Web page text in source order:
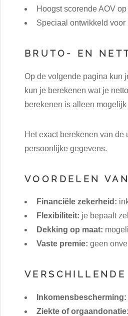
Hoogst scorende AOV
Speciaal ontwikkeld
BRUTO- EN
Op de volgende pagina kun
kun je berekenen wat je
berekenen is alleen
Het exact berekenen van
persoonlijke gegevens.
VOORDELEN
Financiële zekerheid:
Flexibiliteit: je bepaalt
Dekking op maat:
Vaste premie: geen
Inkomensbescherming:
Ziekte of orgaandonatie: